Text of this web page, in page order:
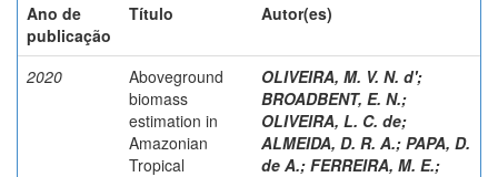
Ano de
publicação
Título Autor(es)
2020
Aboveground
biomass
estimation in
Amazonian
Tropical
OLIVEIRA, M. V. N. d';
BROADBENT, E. N.;
OLIVEIRA, L. C. de;
ALMEIDA, D. R. A.; PAPA, D.
de A.; FERREIRA, M. E.;